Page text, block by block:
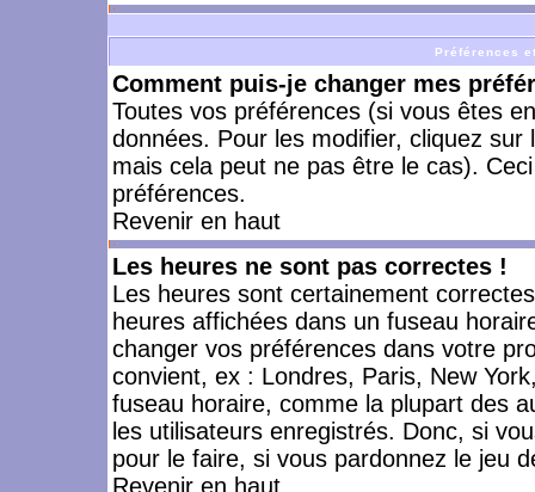
Préférences
Comment puis-je changer mes
Toutes vos préférences (si vous êtes
données. Pour les modifier, cliquez sur
mais cela peut ne pas être le cas).
préférences.
Revenir en haut
Les heures ne sont pas correctes !
Les heures sont certainement
heures affichées dans un fuseau
changer vos préférences dans votre
convient, ex : Londres, Paris, New
fuseau horaire, comme la plupart des
les utilisateurs enregistrés. Donc, si
pour le faire, si vous pardonnez le jeu
Revenir en haut